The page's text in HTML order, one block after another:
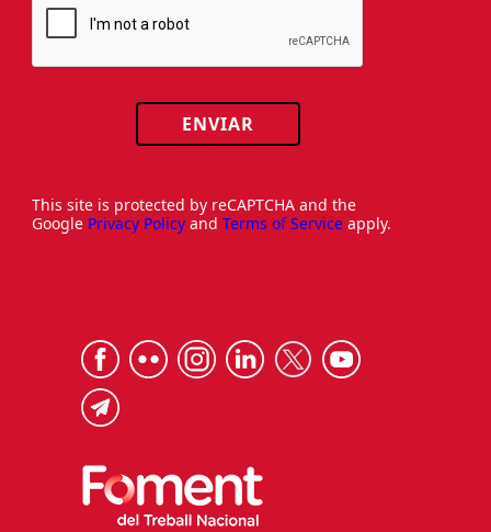
ENVIAR
This site is protected by reCAPTCHA and the
Google Privacy Policy and Terms of Service apply.